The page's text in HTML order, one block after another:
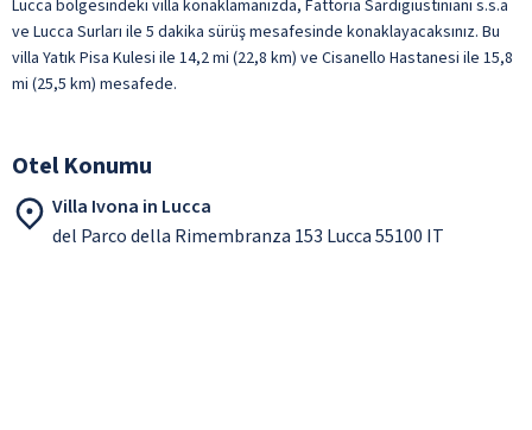
Lucca bölgesindeki villa konaklamanızda, Fattoria Sardigiustiniani s.s.a
ve Lucca Surları ile 5 dakika sürüş mesafesinde konaklayacaksınız. Bu
villa Yatık Pisa Kulesi ile 14,2 mi (22,8 km) ve Cisanello Hastanesi ile 15,8
mi (25,5 km) mesafede.
Otel Konumu
Villa Ivona in Lucca
del Parco della Rimembranza 153 Lucca 55100 IT